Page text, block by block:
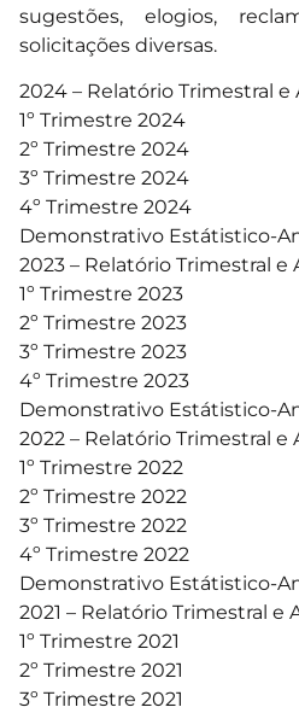
sugestões, elogios,
solicitações diversas.
2024 – Relatório Trimestral e
1º Trimestre 2024
2º Trimestre 2024
3º Trimestre 2024
4º Trimestre 2024
Demonstrativo Estátistico-
2023 – Relatório Trimestral e
1º Trimestre 2023
2º Trimestre 2023
3º Trimestre 2023
4º Trimestre 2023
Demonstrativo Estátistico-
2022 – Relatório Trimestral e
1º Trimestre 2022
2º Trimestre 2022
3º Trimestre 2022
4º Trimestre 2022
Demonstrativo Estátistico-
2021 – Relatório Trimestral e
1º Trimestre 2021
2º Trimestre 2021
3º Trimestre 2021